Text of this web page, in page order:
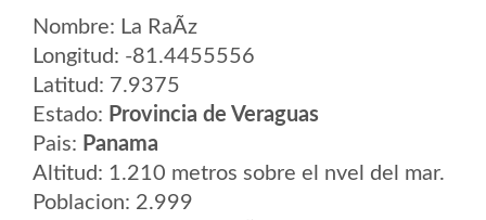
Nombre: La RaÃ­z
Longitud: -81.4455556
Latitud: 7.9375
Estado: Provincia de Veraguas
Pais: Panama
Altitud: 1.210 metros sobre el nvel del mar.
Poblacion: 2.999